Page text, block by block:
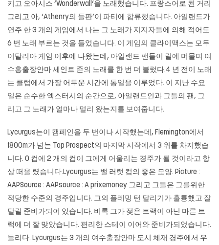
키고 오아시스 ‘Wonderwall’을 노래했습니다. 프랑스어로 된 거리
그리고 아, ‘Athenry의 들판’이 파티에 합류했습니다. 아일랜드가
연주 한 3 개의 게임에서 나는 그 노래가 지지자들에 의해 적어도
6 번 노래 부르는 것을 들었습니다. 이 게임의 클라이맥스는 모두
이탈리아 게임 이후에 나왔는데, 아일랜드 팬들이 릴에 머물며 여
수흥출장안마 세인트 존의 노래를 한 번 더 불렀다.4 년 전이 노래
는 클럽에서 가장 어두운 시간에 통일을 이루었다. 이 지난 수요
일은 순수한 엑스터시의 순간으로, 아일랜드인과 그들의 팬, 그
리고 그 노래가 얼마나 멀리 왔는지를 보여줍니다.
Lycurgus는이 캠페인을 두 번이나 시작했는데, Flemington에서
1800m가 넘는 Top Prospect의 마지막 시작에서 3 위를 차지했습
니다. O 컵에 2 개의 컵이 그에게 어울리는 경주가 될 것이라고 항
상 떠올 렸습니다.Lycurgus는 밸 러랫 컵의 좋은 모양. Picture :
AAPSource : AAPsource : A prixemoney 그리고 그들은 그를위한
적당한 수준의 경주입니다. 그의 플레밍 턴 달리기가 훌륭했고 잘
달릴 준비가되어 있습니다. 비록 그가 젖은 트랙이 아닌 마른 트
랙에 더 잘 맞았습니다. 편리한 스테이 이어와 준비가되었습니다.
돌리다. Lycurgus는 3 개의 여수출장안마 도시 체재 경주에서 우